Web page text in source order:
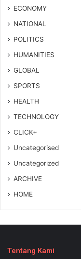
ECONOMY
NATIONAL
POLITICS
HUMANITIES
GLOBAL
SPORTS
HEALTH
TECHNOLOGY
CLICK+
Uncategorised
Uncategorized
ARCHIVE
HOME
Tentang Kami